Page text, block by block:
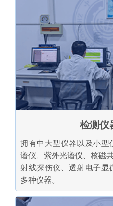
检测仪
拥有中大型仪器以及小型
谱仪、紫外光谱仪、核磁
射线探伤仪、透射电子显
多种仪器。